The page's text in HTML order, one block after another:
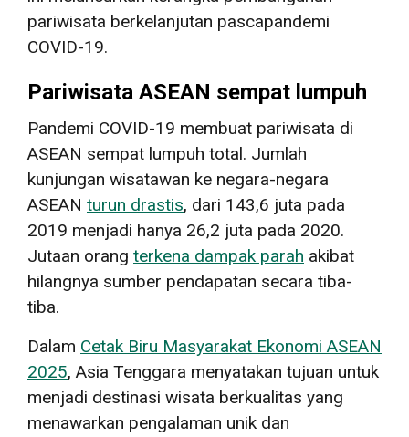
pariwisata berkelanjutan pascapandemi
COVID-19.
Pariwisata ASEAN sempat lumpuh
Pandemi COVID-19 membuat pariwisata di
ASEAN sempat lumpuh total. Jumlah
kunjungan wisatawan ke negara-negara
ASEAN turun drastis, dari 143,6 juta pada
2019 menjadi hanya 26,2 juta pada 2020.
Jutaan orang terkena dampak parah akibat
hilangnya sumber pendapatan secara tiba-
tiba.
Dalam Cetak Biru Masyarakat Ekonomi ASEAN
2025, Asia Tenggara menyatakan tujuan untuk
menjadi destinasi wisata berkualitas yang
menawarkan pengalaman unik dan